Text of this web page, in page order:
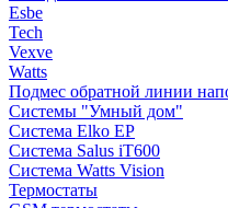
Esbe
Tech
Vexve
Watts
Подмес обратной линии
Системы "Умный дом"
Система Elko EP
Система Salus iT600
Система Watts Vision
Термостаты